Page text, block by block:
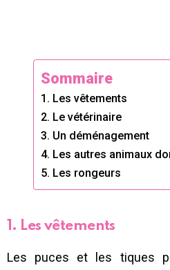
Sommaire
1. Les vêtements
2. Le vétérinaire
3. Un déménagement
4. Les autres animaux
5. Les rongeurs
1. Les vêtements
Les puces et les tiques